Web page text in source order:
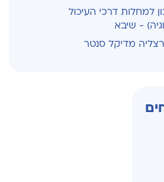
למחלות דרכי העיכול
- שיבא
מדיקל סנטר